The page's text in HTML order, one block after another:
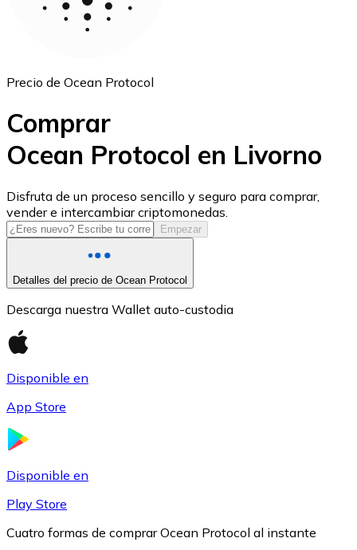
USD Coin
USDC
Precio de Ocean Protocol
Comprar
Ocean Protocol en Livorno
Disfruta de un proceso sencillo y seguro para comprar,
vender e intercambiar criptomonedas.
Empezar
Detalles del precio de Ocean Protocol
Descarga nuestra Wallet auto-custodia
Disponible en
App Store
Disponible en
Play Store
Cuatro formas de comprar Ocean Protocol al instante